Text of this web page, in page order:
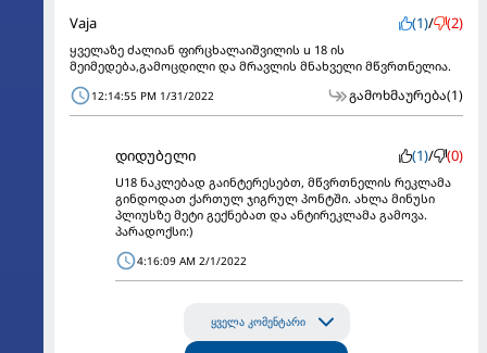
Vaja (1)/ (2)
ყველაზე ძალიან ფირცხალაიშვილის u 18 ის
მეიმედება,გამოცდილი და მრავლის მნახველი მწვრთნელია.
12:14:55 PM 1/31/2022 გამოხმაურება(1)
დიდუბელი (1)/ (0)
U18 ნაკლებად გაინტერესებთ, მწვრთნელის რეკლამა
გინდოდათ ქართულ ჯიგრულ პონტში. ახლა მინუსი
პლიუსზე მეტი გექნებათ და ანტირეკლამა გამოვა.
პარადოქსი:)
4:16:09 AM 2/1/2022
ყველა კომენტარი